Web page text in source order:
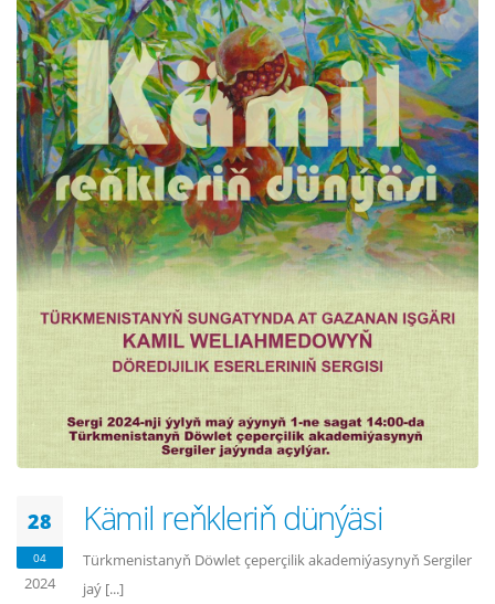
28
04
2024
Kämil reňkleriň dünýäsi
Türkmenistanyň Döwlet çeperçilik akademiýasynyň Sergiler
jaý [...]